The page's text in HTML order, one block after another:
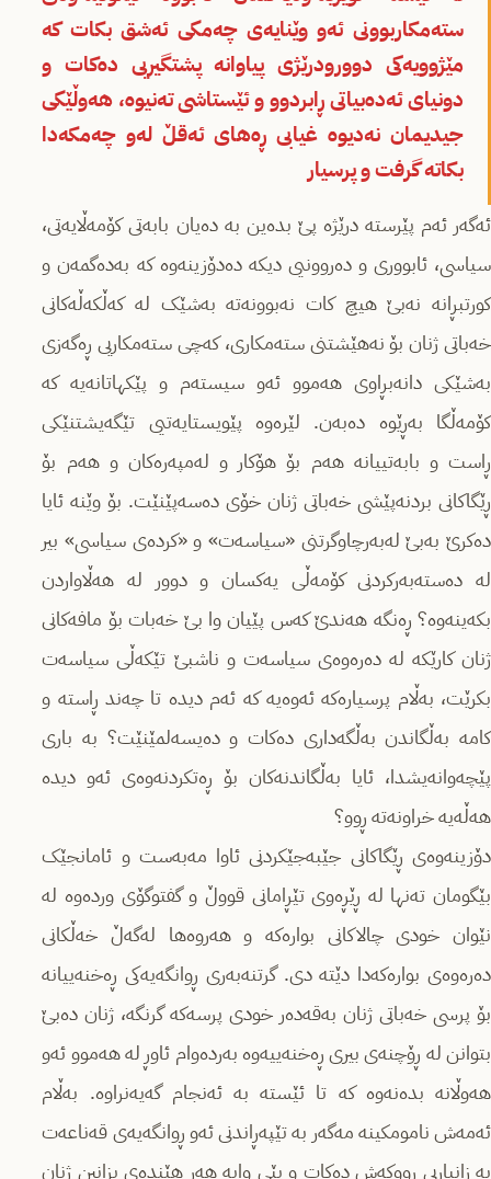
ستەمکاربوونی ئەو وێنایەی چەمکی ئەشق بکات کە
مێژوویەکی دوورودرێژی پیاوانە پشتگیریی دەکات و
دونیای ئەدەبیاتی ڕابردوو و ئێستاشی تەنیوە، هەوڵێکی
جیدیمان نەدیوە غیابی ڕەهای ئەقڵ لەو چەمکەدا
بکاتە گرفت و پرسیار
ئەگەر ئەم پێرستە درێژە پێ بدەین بە دەیان بابەتی کۆمەڵایەتی،
سیاسی، ئابووری و دەروونیی دیکە دەدۆزینەوە کە بەدەگمەن و
کورتبڕانە نەبێ هیچ کات نەبوونەتە بەشێک لە کەڵکەڵەکانی
خەباتی ژنان بۆ نەهێشتنی ستەمکاری، کەچی ستەمکاریی ڕەگەزی
بەشێکی دانەبڕاوی هەموو ئەو سیستەم و پێکهاتانەیە کە
کۆمەڵگا بەڕێوە دەبەن. لێرەوە پێویستایەتیی تێگەیشتنێکی
ڕاست و بابەتییانە هەم بۆ هۆکار و لەمپەرەکان و هەم بۆ
ڕێگاکانی بردنەپێشی خەباتی ژنان خۆی دەسەپێنێت. بۆ وێنە ئایا
دەکرێ بەبێ لەبەرچاوگرتنی «سیاسەت» و «کردەی سیاسی» بیر
لە دەستەبەرکردنی کۆمەڵی یەکسان و دوور لە هەڵاواردن
بکەینەوە؟ ڕەنگە هەندێ کەس پێیان وا بێ خەبات بۆ مافەکانی
ژنان کارێکە لە دەرەوەی سیاسەت و ناشبێ تێکەڵی سیاسەت
بکرێت، بەڵام پرسیارەکە ئەوەیە کە ئەم دیدە تا چەند ڕاستە و
کامە بەڵگاندن بەڵگەداری دەکات و دەیسەلمێنێت؟ بە باری
پێچەوانەیشدا، ئایا بەڵگاندنەکان بۆ ڕەتکردنەوەی ئەو دیدە
هەڵەیە خراونەتە ڕوو؟
دۆزینەوەی ڕێگاکانی جێبەجێکردنی ئاوا مەبەست و ئامانجێک
بێگومان تەنها لە ڕێڕەوی تێڕامانی قووڵ و گفتوگۆی وردەوە لە
نێوان خودی چالاکانی بوارەکە و هەروەها لەگەڵ خەڵکانی
دەرەوەی بوارەکەدا دێتە دی. گرتنەبەری ڕوانگەیەکی ڕەخنەییانە
بۆ پرسی خەباتی ژنان بەقەدەر خودی پرسەکە گرنگە، ژنان دەبێ
بتوانن لە ڕۆچنەی بیری ڕەخنەییەوە بەردەوام ئاوڕ لە هەموو ئەو
هەوڵانە بدەنەوە کە تا ئێستە بە ئەنجام گەیەنراوە. بەڵام
ئەمەش نامومکینە مەگەر بە تێپەڕاندنی ئەو ڕوانگەیەی قەناعەت
بە زانیاریی ڕووکەش دەکات و پێی وایە هەر هێندەی بزانین ژنان